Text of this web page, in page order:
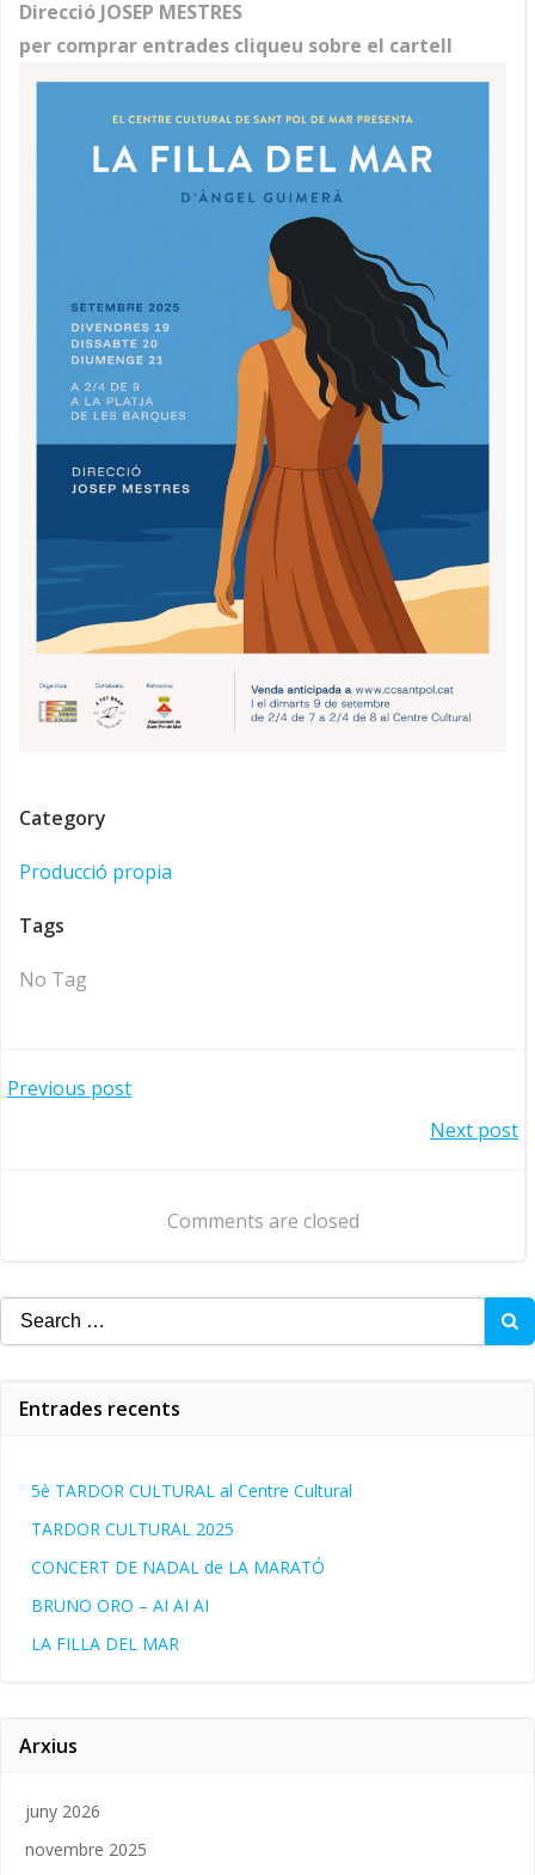
Direcció JOSEP MESTRES
per comprar entrades cliqueu sobre el cartell
Category
Producció propia
Tags
No Tag
Navegació
Previous post
d'entrades
Next post
Comments are closed
Search
for:
Entrades recents
5è TARDOR CULTURAL al Centre Cultural
TARDOR CULTURAL 2025
CONCERT DE NADAL de LA MARATÓ
BRUNO ORO – AI AI AI
LA FILLA DEL MAR
Arxius
juny 2026
novembre 2025